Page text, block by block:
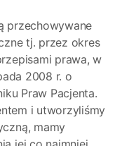
przechowywane
tj. przez okres
prawa, w
2008 r. o
Praw Pacjenta.
i utworzyliśmy
mamy